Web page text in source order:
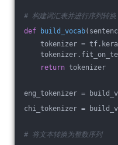
# 构建词汇表并进行序列转换
def
build_vocab
tokenizer =
return tokenizer
eng_tokenizer =
chi_tokenizer =
# 将文本转换为整数序列